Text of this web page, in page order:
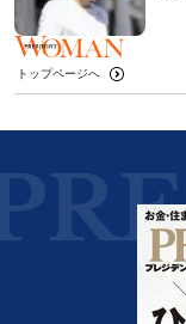
トップページへ